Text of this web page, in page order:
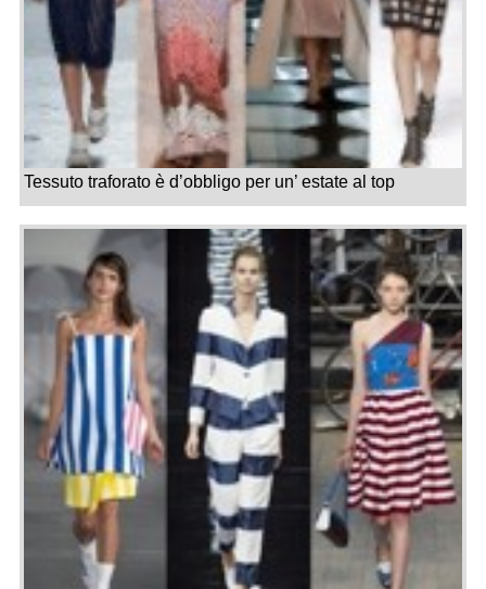
Tessuto traforato è d’obbligo per un’ estate al top